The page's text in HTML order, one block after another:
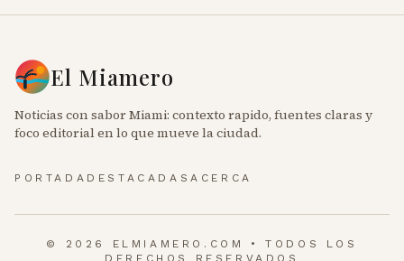
El Miamero
Noticias con sabor Miami: contexto rapido, fuentes claras y
foco editorial en lo que mueve la ciudad.
PORTADA DESTACADASACERCA
© 2026 ELMIAMERO.COM • TODOS LOS
DERECHOS RESERVADOS